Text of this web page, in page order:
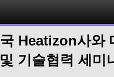
Heatizon사와
기술협력 세미